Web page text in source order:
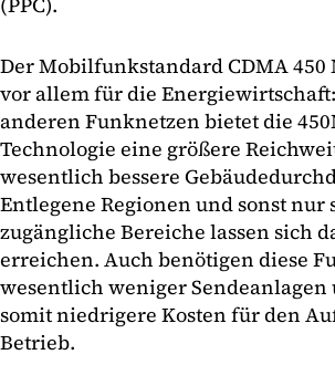
Der Mobilfunkstandard CDMA 450
vor allem für die
anderen Funknetzen bietet die
Technologie eine größere
wesentlich bessere
Entlegene Regionen und sonst nur
zugängliche Bereiche lassen sich
erreichen. Auch benötigen diese
wesentlich weniger Sendeanlagen
somit niedrigere Kosten für den
Betrieb.